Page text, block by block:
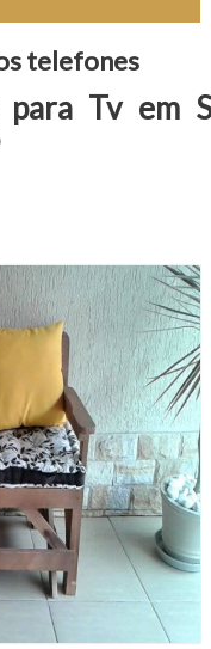
telefones
Tv em